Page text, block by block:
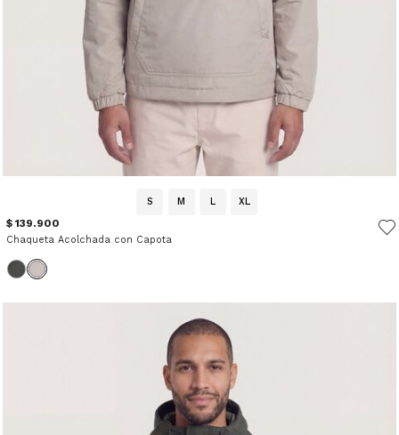
S M L XL
$ 139.900
Chaqueta Acolchada con Capota